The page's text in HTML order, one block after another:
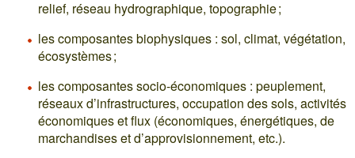
relief, réseau hydrographique, topographie ;
les composantes biophysiques : sol, climat, végétation,
écosystèmes ;
les composantes socio-économiques : peuplement,
réseaux d’infrastructures, occupation des sols, activités
économiques et flux (économiques, énergétiques, de
marchandises et d’approvisionnement, etc.).